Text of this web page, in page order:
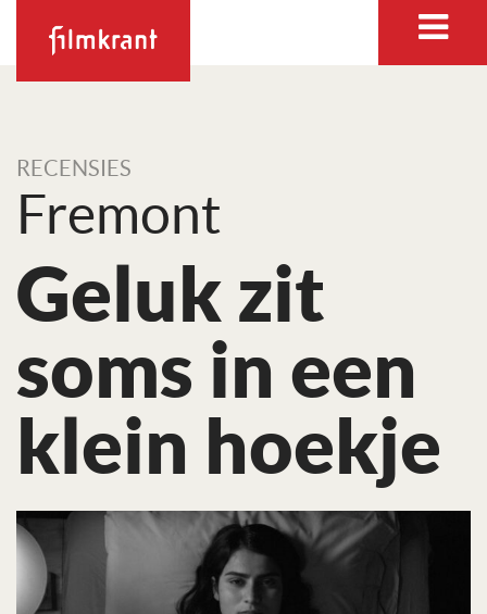
RECENSIES
Fremont
Geluk zit
soms in een
klein hoekje